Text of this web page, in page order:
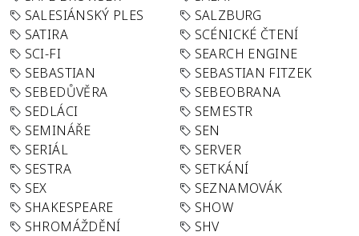
SALESIÁNSKÝ PLES
SALZBURG
SATIRA
SCÉNICKÉ ČTENÍ
SCI-FI
SEARCH ENGINE
SEBASTIAN
SEBASTIAN FITZEK
SEBEDŮVĚRA
SEBEOBRANA
SEDLÁCI
SEMESTR
SEMINÁŘE
SEN
SERIÁL
SERVER
SESTRA
SETKÁNÍ
SEX
SEZNAMOVÁK
SHAKESPEARE
SHOW
SHROMÁŽDĚNÍ
SHV